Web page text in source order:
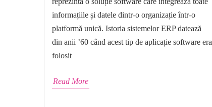
informațiile și datele dintr-o organizație într-o
platformă unică. Istoria sistemelor ERP datează
din anii ’60 când acest tip de aplicație software era
folosit
Read More